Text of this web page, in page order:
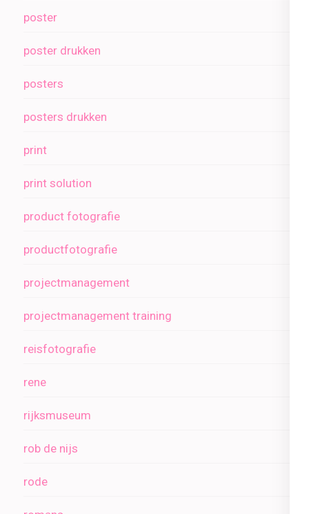
poster
poster drukken
posters
posters drukken
print
print solution
product fotografie
productfotografie
projectmanagement
projectmanagement training
reisfotografie
rene
rijksmuseum
rob de nijs
rode